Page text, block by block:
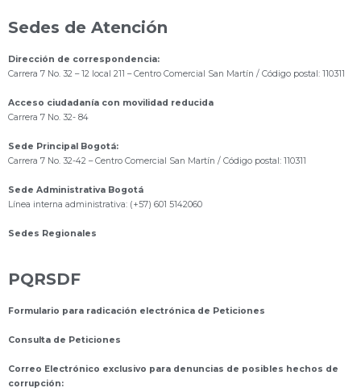
Sedes de Atención
Dirección de correspondencia:
Carrera 7 No. 32 – 12 local 211 – Centro Comercial San Martín / Código postal: 110311
Acceso ciudadanía con movilidad reducida
Carrera 7 No. 32- 84
Sede Principal Bogotá:
Carrera 7 No. 32-42 – Centro Comercial San Martín / Código postal: 110311
Sede Administrativa Bogotá
Línea interna administrativa: (+57) 601 5142060
Sedes Regionales
PQRSDF
Formulario para radicación electrónica de Peticiones
Consulta de Peticiones
Correo Electrónico exclusivo para denuncias de posibles hechos de
corrupción: